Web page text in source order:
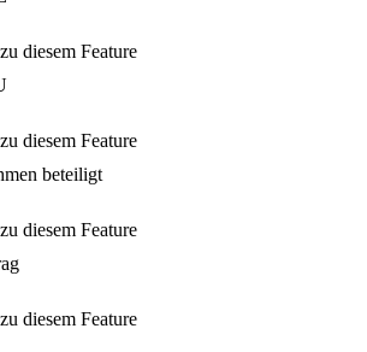
diesem Feature
diesem Feature
beteiligt
diesem Feature
diesem Feature